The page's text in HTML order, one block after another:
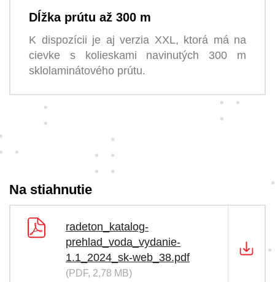
Dĺžka prútu až 300 m
K dispozícii je aj verzia XXL, ktorá má na
cievke s kolieskami navinutých 300 m
sklolaminátového prútu.
Na stiahnutie
radeton_katalog-
prehlad_voda_vydanie-
1.1_2024_sk-web_38.pdf
(PDF, 2,78 MB)